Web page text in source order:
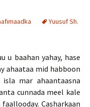
Yuusuf Sh.
u baahan yahay, hase
ahaataa mid habboon
mar ahaantaasna
cunnada meel kale
Casharkaan